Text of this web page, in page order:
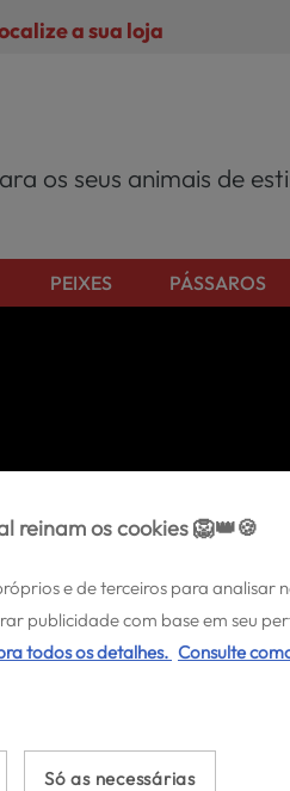
a sua loja
os seus animais de
PEIXES PÁSSAROS
de pelo no
reinam os cookies 🦁👑🍪
e de terceiros para analisar
publicidade com base em seu
todos os detalhes. Consulte
Só as necessárias